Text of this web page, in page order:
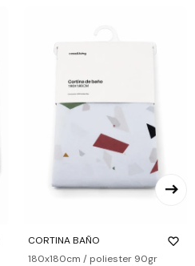
CORTINA BAÑO
180x180cm / poliester 90gr